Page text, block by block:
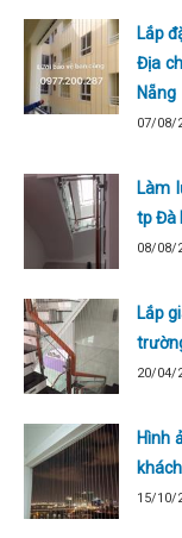
Lắp
Địa
Nẵng
07/08/
Làm
tp Đà
08/08/
Lắp
20/04/
Hình
15/10/